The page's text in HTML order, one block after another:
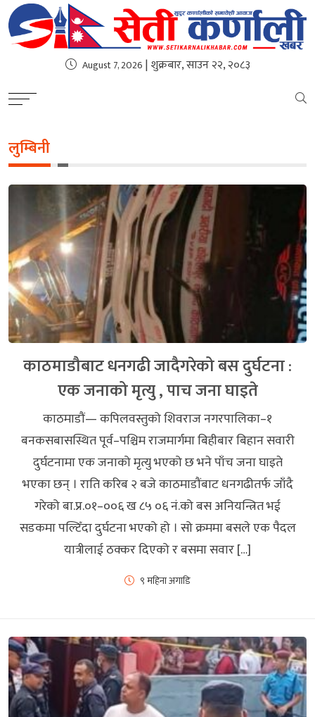
August 7, 2026 | शुक्रबार, साउन २२, २०८३
लुम्बिनी
काठमाडौबाट धनगढी जादैगरेको बस दुर्घटना :
एक जनाको मृत्यु , पाच जना घाइते
काठमाडौं— कपिलवस्तुको शिवराज नगरपालिका–१
बनकसबासस्थित पूर्व–पश्चिम राजमार्गमा बिहीबार बिहान सवारी
दुर्घटनामा एक जनाको मृत्यु भएको छ भने पाँच जना घाइते
भएका छन् । राति करिब २ बजे काठमाडौंबाट धनगढीतर्फ जाँदै
गरेको बा.प्र.०१–००६ ख ८५ ०६ नं.को बस अनियन्त्रित भई
सडकमा पल्टिँदा दुर्घटना भएको हो । सो क्रममा बसले एक पैदल
यात्रीलाई ठक्कर दिएको र बसमा सवार […]
९ महिना अगाडि